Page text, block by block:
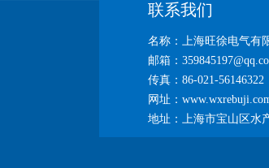
联系我们
名称：上海旺徐电气有
邮箱：
传真：86-021-56146322
网址：
地址：上海市宝山区水